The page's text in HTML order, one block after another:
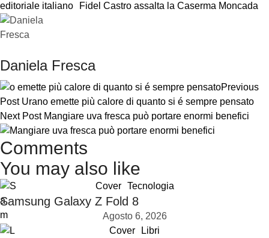
editoriale italiano
Fidel Castro assalta la Caserma Moncada
Daniela Fresca
Previous
Post Urano emette più calore di quanto si é sempre pensato
Next Post Mangiare uva fresca può portare enormi benefici
Comments
You may also like
Cover Tecnologia
Samsung Galaxy Z Fold 8
Agosto 6, 2026
Cover
Libri